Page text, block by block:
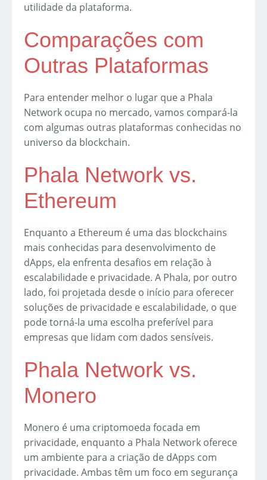
utilidade da plataforma.
Comparações com
Outras Plataformas
Para entender melhor o lugar que a Phala
Network ocupa no mercado, vamos compará-la
com algumas outras plataformas conhecidas no
universo da blockchain.
Phala Network vs.
Ethereum
Enquanto a Ethereum é uma das blockchains
mais conhecidas para desenvolvimento de
dApps, ela enfrenta desafios em relação à
escalabilidade e privacidade. A Phala, por outro
lado, foi projetada desde o início para oferecer
soluções de privacidade e escalabilidade, o que
pode torná-la uma escolha preferível para
empresas que lidam com dados sensíveis.
Phala Network vs.
Monero
Monero é uma criptomoeda focada em
privacidade, enquanto a Phala Network oferece
um ambiente para a criação de dApps com
privacidade. Ambas têm um foco em segurança